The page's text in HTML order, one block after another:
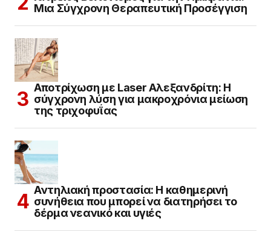
Μια Σύγχρονη Θεραπευτική Προσέγγιση
Αποτρίχωση με Laser Αλεξανδρίτη: Η
σύγχρονη λύση για μακροχρόνια μείωση
της τριχοφυΐας
Αντηλιακή προστασία: Η καθημερινή
συνήθεια που μπορεί να διατηρήσει το
δέρμα νεανικό και υγιές